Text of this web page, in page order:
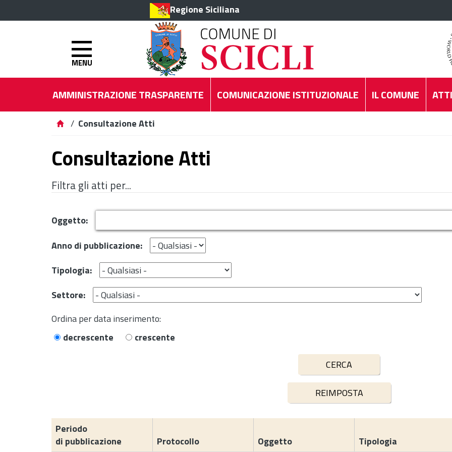
Regione Siciliana
MENU
AMMINISTRAZIONE TRASPARENTE COMUNICAZIONE ISTITUZIONALE IL COMUNE
/ Consultazione Atti
Consultazione Atti
Filtra gli atti per...
Oggetto:
Anno di pubblicazione:
Tipologia:
Settore:
Ordina per data inserimento:
decrescente
crescente
Periodo
di pubblicazione
Protocollo Oggetto Tipologia